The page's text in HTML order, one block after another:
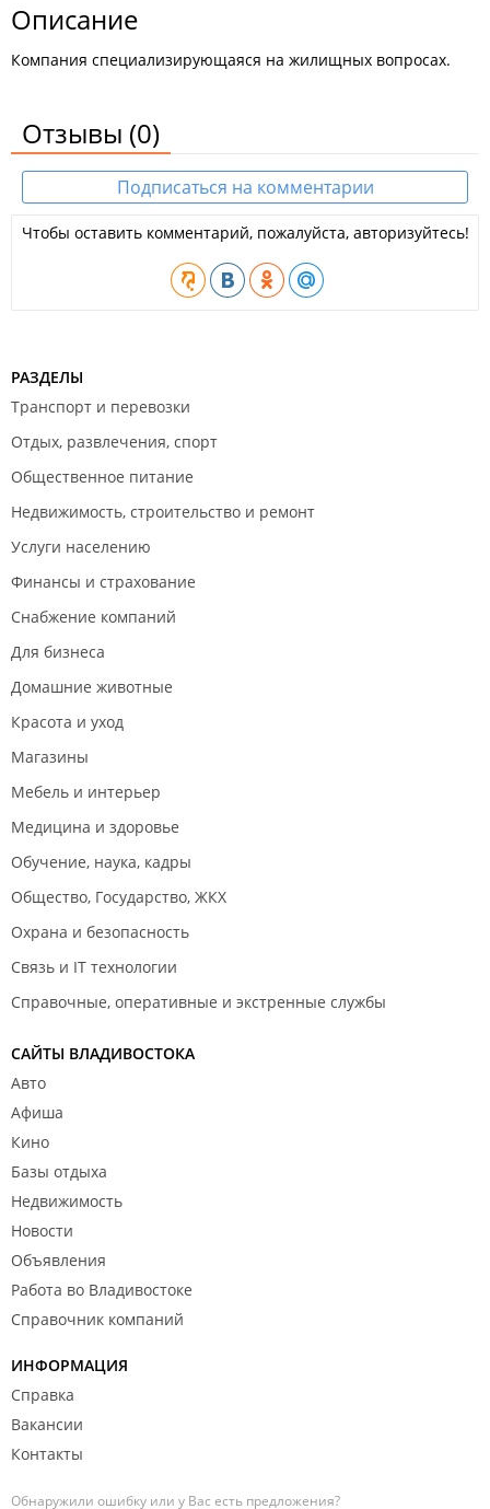
Описание
Компания специализирующаяся на жилищных вопросах.
Отзывы (0)
Подписаться на комментарии
Чтобы оставить комментарий, пожалуйста, авторизуйтесь!
РАЗДЕЛЫ
Транспорт и перевозки
Отдых, развлечения, спорт
Общественное питание
Недвижимость, строительство и ремонт
Услуги населению
Финансы и страхование
Снабжение компаний
Для бизнеса
Домашние животные
Красота и уход
Магазины
Мебель и интерьер
Медицина и здоровье
Обучение, наука, кадры
Общество, Государство, ЖКХ
Охрана и безопасность
Связь и IT технологии
Справочные, оперативные и экстренные службы
САЙТЫ ВЛАДИВОСТОКА
Авто
Афиша
Кино
Базы отдыха
Недвижимость
Новости
Объявления
Работа во Владивостоке
Справочник компаний
ИНФОРМАЦИЯ
Справка
Вакансии
Контакты
Обнаружили ошибку или у Вас есть предложения?